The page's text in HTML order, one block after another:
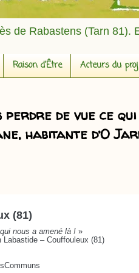
de Rabastens (Tarn 81).
Raison d'Être Acteurs du
de vue ce
habitante d’O
(81)
nous a amené là ! »
Labastide – Couffouleux (81)